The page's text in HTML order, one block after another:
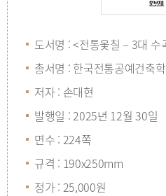
도서명 : <전통옻칠 – 3대
총서명 : 한국전통공예건축
저자 : 손대현
발행일 : 2025년 12월 30일
면수 : 224쪽
규격 : 190x250mm
정가 : 25,000원